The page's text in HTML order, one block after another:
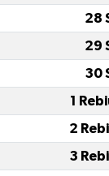
28
29
30
1
2
3